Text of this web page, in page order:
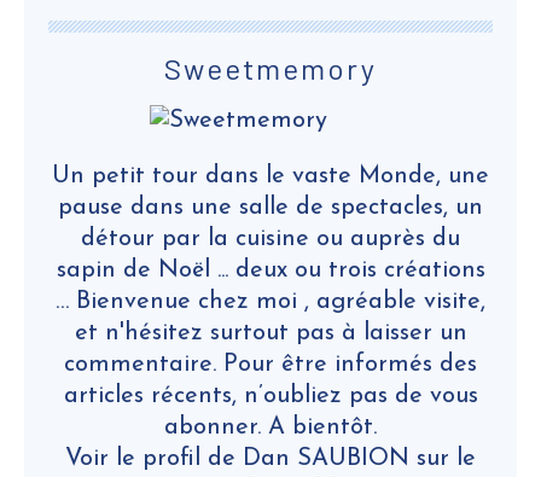
Sweetmemory
Un petit tour dans le vaste Monde, une
pause dans une salle de spectacles, un
détour par la cuisine ou auprès du
sapin de Noël ... deux ou trois créations
… Bienvenue chez moi , agréable visite,
et n'hésitez surtout pas à laisser un
commentaire. Pour être informés des
articles récents, n’oubliez pas de vous
abonner. A bientôt.
Voir le profil de Dan SAUBION sur le